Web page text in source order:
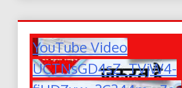
YouTube Video
UCTNsGD4sZ_TVjW4-